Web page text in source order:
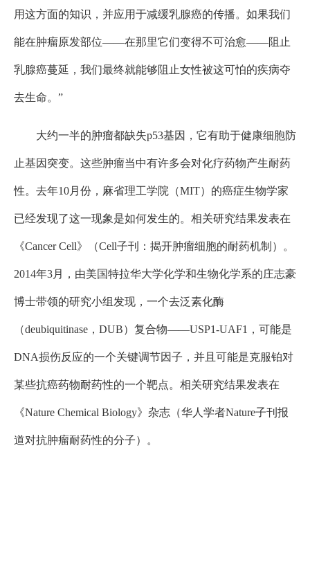
用这方面的知识，并应用于减缓乳腺癌的传播。如果我们
能在肿瘤原发部位——在那里它们变得不可治愈——阻止
乳腺癌蔓延，我们最终就能够阻止女性被这可怕的疾病夺
去生命。”
大约一半的肿瘤都缺失p53基因，它有助于健康细胞防
止基因突变。这些肿瘤当中有许多会对化疗药物产生耐药
性。去年10月份，麻省理工学院（MIT）的癌症生物学家
已经发现了这一现象是如何发生的。相关研究结果发表在
《Cancer Cell》（Cell子刊：揭开肿瘤细胞的耐药机制）。
2014年3月，由美国特拉华大学化学和生物化学系的庄志豪
博士带领的研究小组发现，一个去泛素化酶
（deubiquitinase，DUB）复合物——USP1-UAF1，可能是
DNA损伤反应的一个关键调节因子，并且可能是克服铂对
某些抗癌药物耐药性的一个靶点。相关研究结果发表在
《Nature Chemical Biology》杂志（华人学者Nature子刊报
道对抗肿瘤耐药性的分子）。